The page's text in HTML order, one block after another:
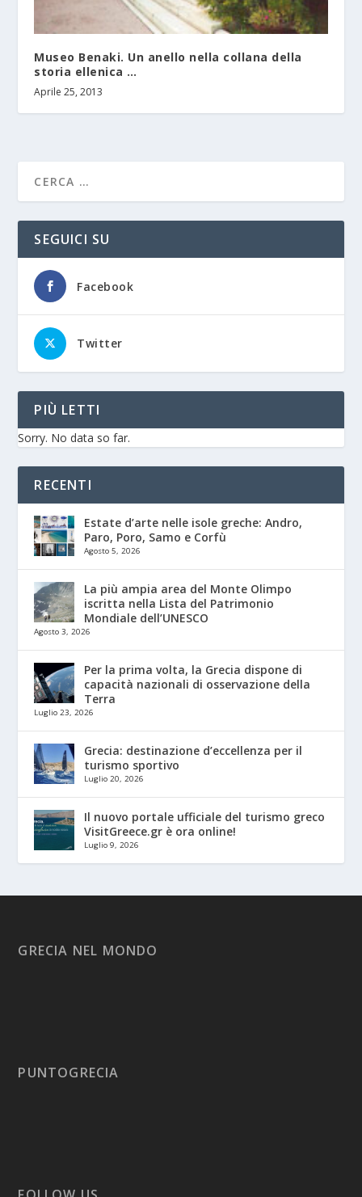
Museo Benaki. Un anello nella collana della
storia ellenica …
Aprile 25, 2013
SEGUICI SU
Facebook
Twitter
PIÙ LETTI
Sorry. No data so far.
RECENTI
Estate d’arte nelle isole greche: Andro,
Paro, Poro, Samo e Corfù
Agosto 5, 2026
La più ampia area del Monte Olimpo
iscritta nella Lista del Patrimonio
Mondiale dell’UNESCO
Agosto 3, 2026
Per la prima volta, la Grecia dispone di
capacità nazionali di osservazione della
Terra
Luglio 23, 2026
Grecia: destinazione d’eccellenza per il
turismo sportivo
Luglio 20, 2026
Il nuovo portale ufficiale del turismo greco
VisitGreece.gr è ora online!
Luglio 9, 2026
GRECIA NEL MONDO
PUNTOGRECIA